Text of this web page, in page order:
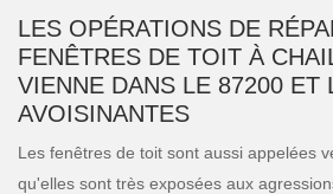
LES OPÉRATIONS DE
FENÊTRES DE TOIT À
VIENNE DANS LE 87200 ET
AVOISINANTES
Les fenêtres de toit sont aussi appelées
qu'elles sont très exposées aux